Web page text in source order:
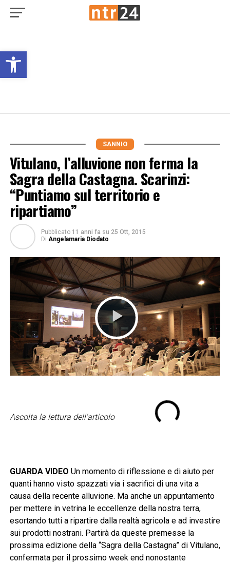
Open toolbar
SANNIO
Vitulano, l’alluvione non ferma la
Sagra della Castagna. Scarinzi:
“Puntiamo sul territorio e
ripartiamo”
Pubblicato 11 anni fa su 25 Ott, 2015
Di Angelamaria Diodato
Ascolta la lettura dell'articolo
GUARDA VIDEO Un momento di riflessione e di aiuto per
quanti hanno visto spazzati via i sacrifici di una vita a
causa della recente alluvione. Ma anche un appuntamento
per mettere in vetrina le eccellenze della nostra terra,
esortando tutti a ripartire dalla realtà agricola e ad investire
sui prodotti nostrani. Partirà da queste premesse la
prossima edizione della “Sagra della Castagna” di Vitulano,
confermata per il prossimo week end nonostante